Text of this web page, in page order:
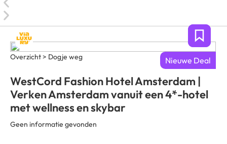
Nieuwe Deal
Overzicht > Dogje weg
WestCord Fashion Hotel Amsterdam |
Verken Amsterdam vanuit een 4*-hotel
met wellness en skybar
Geen informatie gevonden